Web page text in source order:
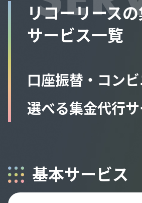
リコーリース
サービス一覧
口座振替・コン
選べる集金代行
基本サービス